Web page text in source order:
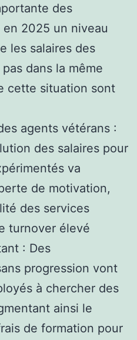
des
2025 un niveau
les salaires des
dans la même
cette situation sont
agents vétérans :
des salaires pour
va
de motivation,
des services
turnover élevé
: Des
progression vont
à chercher des
ainsi le
de formation pour